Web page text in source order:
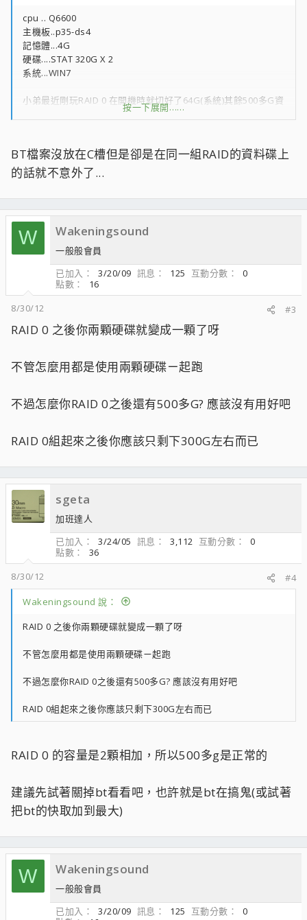
cpu .. Q6600
主機板..p35-ds4
記憶體...4G
硬碟....STAT 320G X 2
系統...WIN7
小弟最近剛玩RAID 0 在開機時就切好了64G(系統)其餘500多G資
料.不知為何電腦用不久就會出現鈍卡現象.畫面.滑鼠都會卡住2-3
槽(系統).為何都會出現嚴重頓卡.我也重好幾次系統也沒用.........
是我主機板太舊還是硬碟太舊?
按一下展開……
BT檔案沒放在C槽但是卻是在同一組RAID的資料碟上
的話就不意外了...
W Wakeningsound
一般般會員
已加入
3/20/09 訊息 125 互動分數
0
點數
16
8/30/12
#3
RAID 0 之後你兩顆硬碟就變成一顆了呀
不管怎麼用都是使用兩顆硬碟ㄧ起跑
不過怎麼你RAID 0之後還有500多G? 應該沒有用好吧
RAID 0組起來之後你應該只剩下300G左右而已
sgeta
加班達人
已加入
3/24/05 訊息 3,112 互動分數
0
點數
36
8/30/12
#4
Wakeningsound 說：
RAID 0 之後你兩顆硬碟就變成一顆了呀
不管怎麼用都是使用兩顆硬碟ㄧ起跑
不過怎麼你RAID 0之後還有500多G? 應該沒有用好吧
RAID 0組起來之後你應該只剩下300G左右而已
RAID 0 的容量是2顆相加，所以500多g是正常的
建議先試著關掉bt看看吧，也許就是bt在搞鬼(或試著
把bt的快取加到最大)
W Wakeningsound
一般般會員
已加入
3/20/09 訊息 125 互動分數
0